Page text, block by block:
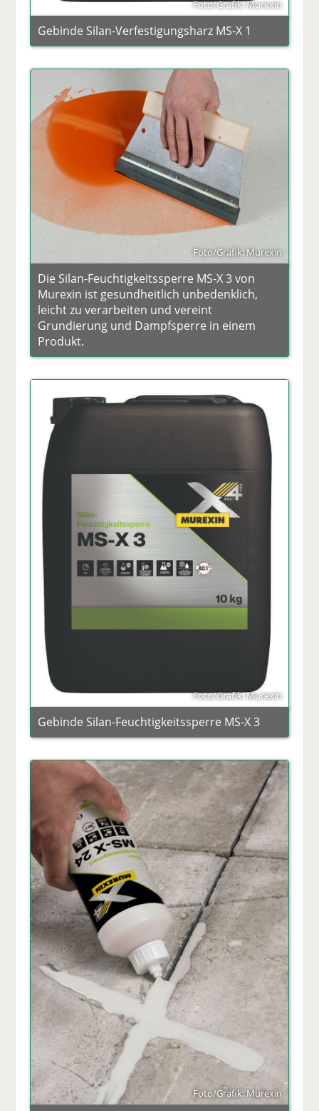
Foto/Grafik: Murexin
Gebinde Silan-Verfestigungsharz MS-X 1
Foto/Grafik: Murexin
Die Silan-Feuchtigkeitssperre MS-X 3 von
Murexin ist gesundheitlich unbedenklich,
leicht zu verarbeiten und vereint
Grundierung und Dampfsperre in einem
Produkt.
Foto/Grafik: Murexin
Gebinde Silan-Feuchtigkeitssperre MS-X 3
Foto/Grafik: Murexin